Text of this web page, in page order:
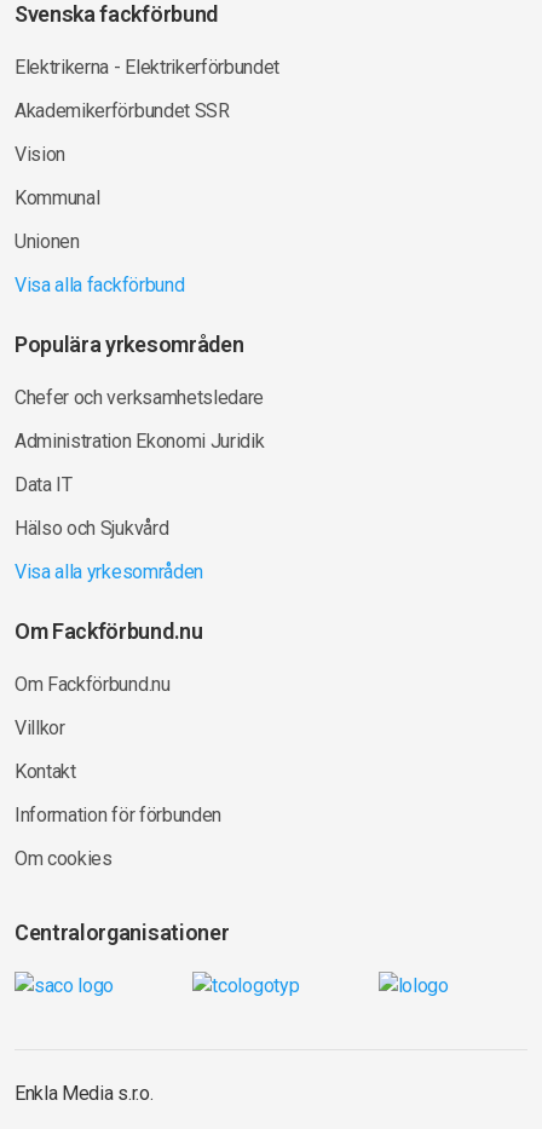
Svenska fackförbund
Elektrikerna - Elektrikerförbundet
Akademikerförbundet SSR
Vision
Kommunal
Unionen
Visa alla fackförbund
Populära yrkesområden
Chefer och verksamhetsledare
Administration Ekonomi Juridik
Data IT
Hälso och Sjukvård
Visa alla yrkesområden
Om Fackförbund.nu
Om Fackförbund.nu
Villkor
Kontakt
Information för förbunden
Om cookies
Centralorganisationer
Enkla Media s.r.o.